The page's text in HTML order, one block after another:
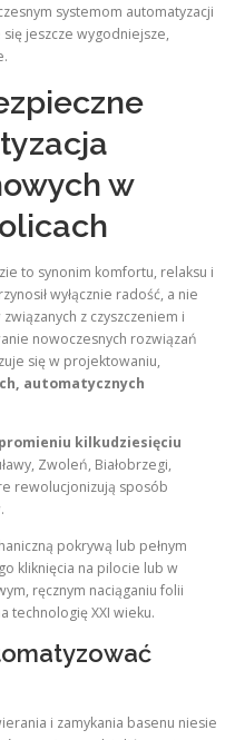
systemom automatyzacji
jeszcze wygodniejsze,
w
to synonim komfortu, relaksu i
wyłącznie radość, a nie
z czyszczeniem i
nowoczesnych rozwiązań
się w projektowaniu,
automatycznych
kilkudziesięciu
Zwoleń, Białobrzegi,
rewolucjonizują sposób
pokrywą lub pełnym
kliknięcia na pilocie lub w
ręcznym naciąganiu folii
technologię XXI wieku.
i zamykania basenu niesie